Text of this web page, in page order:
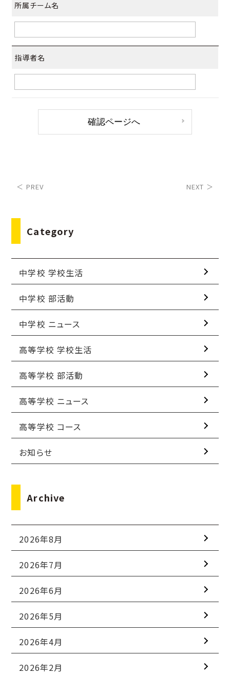
所属チーム名
指導者名
＜ PREV NEXT ＞
Category
中学校 学校生活
中学校 部活動
中学校 ニュース
高等学校 学校生活
高等学校 部活動
高等学校 ニュース
高等学校 コース
お知らせ
Archive
2026年8月
2026年7月
2026年6月
2026年5月
2026年4月
2026年2月